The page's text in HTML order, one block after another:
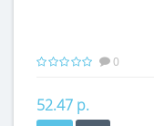
0
52.47 р.